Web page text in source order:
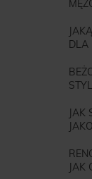
DLA
JAK
JAK